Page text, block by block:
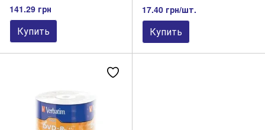
141.29 грн
Купить
17.40 грн/шт.
Купить